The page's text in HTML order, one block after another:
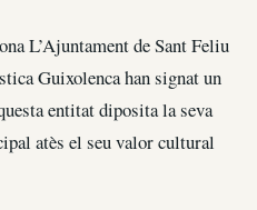
L’Ajuntament de Sant Feliu
Guixolenca han signat un
entitat diposita la seva
atès el seu valor cultural